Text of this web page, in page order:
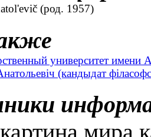
(род. 1957)
университет
(кандыдат